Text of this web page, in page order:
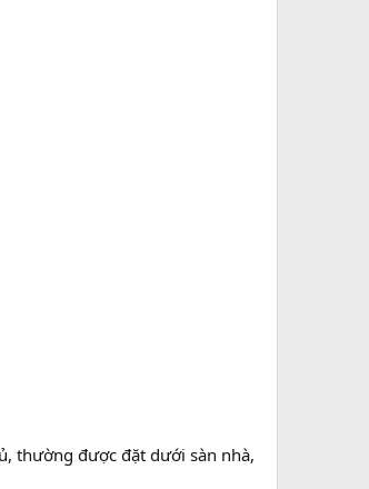
thường được đặt dưới sàn nhà,